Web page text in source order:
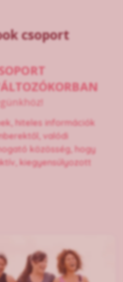
csoport
hiteles információk
valódi
közösség, hogy
kiegyensúlyozott